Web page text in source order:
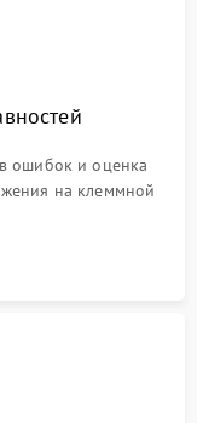
ошибок и оценка
на клеммной
с нагревом,
дверцы.